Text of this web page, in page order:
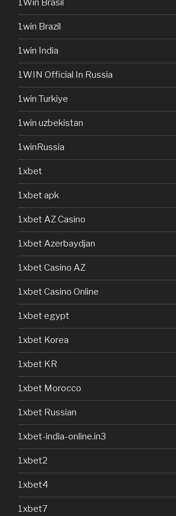
1Win Brasil
1win Brazil
1win India
1WIN Official In Russia
1win Turkiye
1win uzbekistan
1winRussia
1xbet
1xbet apk
1xbet AZ Casino
1xbet Azerbaydjan
1xbet Casino AZ
1xbet Casino Online
1xbet egypt
1xbet Korea
1xbet KR
1xbet Morocco
1xbet Russian
1xbet-india-online.in3
1xbet2
1xbet4
1xbet7